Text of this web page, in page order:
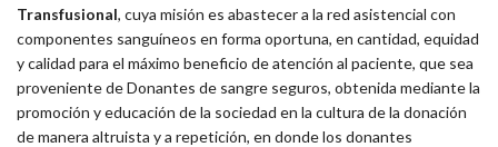
Transfusional, cuya misión es abastecer a la red asistencial con
componentes sanguíneos en forma oportuna, en cantidad, equidad
y calidad para el máximo beneficio de atención al paciente, que sea
proveniente de Donantes de sangre seguros, obtenida mediante la
promoción y educación de la sociedad en la cultura de la donación
de manera altruista y a repetición, en donde los donantes